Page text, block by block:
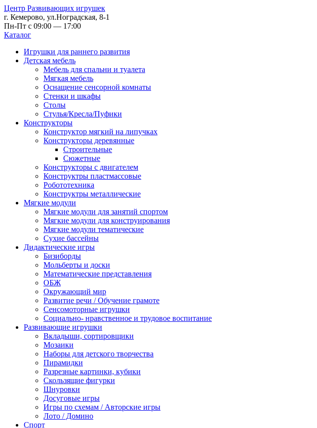
Центр Развивающих игрушек
г. Кемерово, ул.Ноградская, 8-1
Пн-Пт с 09:00 — 17:00
Каталог
Игрушки для раннего развития
Детская мебель
Мебель для спальни и туалета
Мягкая мебель
Оснащение сенсорной комнаты
Стенки и шкафы
Столы
Стулья/Кресла/Пуфики
Конструкторы
Конструктор мягкий на липучках
Конструкторы деревянные
Строительные
Сюжетные
Конструкторы с двигателем
Конструктры пластмассовые
Робототехника
Конструктры металлические
Мягкие модули
Мягкие модули для занятий спортом
Мягкие модули для конструирования
Мягкие модули тематические
Сухие бассейны
Дидактические игры
Бизиборды
Мольберты и доски
Математические представления
ОБЖ
Окружающий мир
Развитие речи / Обучение грамоте
Сенсомоторные игрушки
Социально- нравственное и трудовое воспитание
Развивающие игрушки
Вкладыши, сортировщики
Мозаики
Наборы для детского творчества
Пирамидки
Разрезные картинки, кубики
Скользящие фигурки
Шнуровки
Досуговые игры
Игры по схемам / Авторские игры
Лото / Домино
Спорт